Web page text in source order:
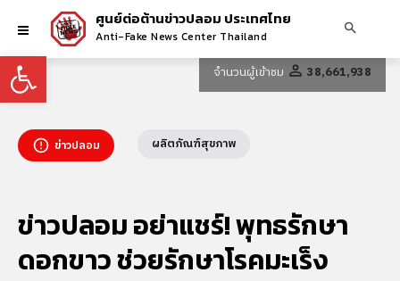
Open toolbar
ศูนย์ต่อต้านข่าวปลอม ประเทศไทย
Anti-Fake News Center Thailand
จำนวนผู้เข้าชม 38,661,938
ข่าวปลอม ผลิตภัณฑ์สุขภาพ
ข่าวปลอม อย่าแชร์! พุทธรักษา
ดอกขาว ช่วยรักษาโรคมะเร็ง